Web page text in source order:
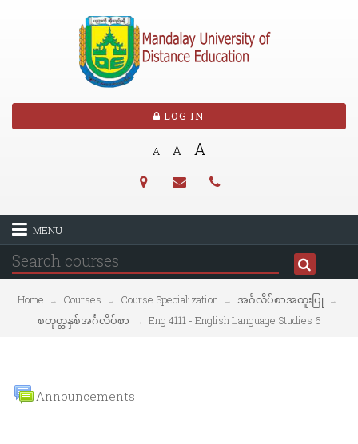
LOG IN
A A A
MENU
Home → Courses → Course Specialization → အင်္ဂလိပ်စာအထူးပြု →
စတုတ္ထနှစ်အင်္ဂလိပ်စာ → Eng 4111 - English Language Studies 6
Announcements